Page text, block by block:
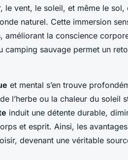
le vent, le soleil, et même le
naturel. Cette immersion
améliorant la conscience
camping sauvage permet un
et mental s’en trouve
l’herbe ou la chaleur du soleil
induit une détente durable,
et esprit. Ainsi, les
devenant une véritable